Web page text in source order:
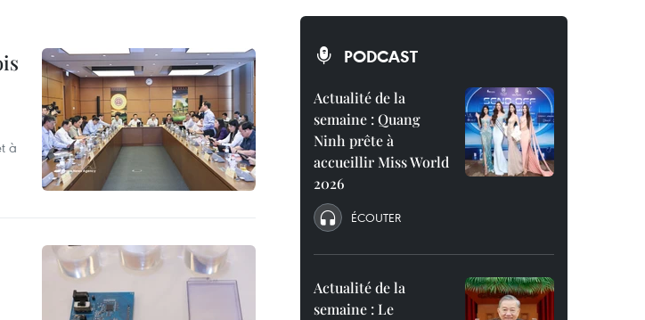
à
PODCAST
Actualité de la
semaine : Quang
Ninh prête à
accueillir Miss World
2026
ÉCOUTER
Actualité de la
semaine : Le